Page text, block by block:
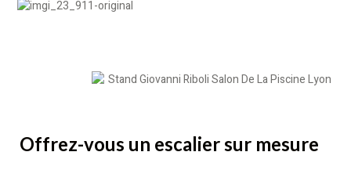
Offrez-vous un escalier sur mesure